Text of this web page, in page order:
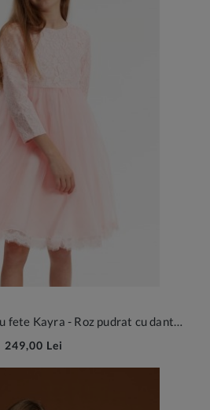
Rochie de ocazie pentru fete Kayra - Roz pudrat cu dantelă și tul
249,00 Lei